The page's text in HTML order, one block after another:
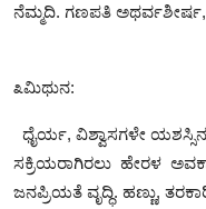
ನೆಮ್ಮದಿ. ಗಣಪತಿ ಅಥರ್ವಶೀರ್ಷ,
೩ಮಿಥುನ:
ಧೈರ್ಯ, ವಿಶ್ವಾಸಗಳೇ
ಸಕ್ರಿಯರಾಗಿರಲು ಹೇರಳ
ಜನಪ್ರಿಯತೆ ವೃದ್ಧಿ. ಹಣ್ಣು,